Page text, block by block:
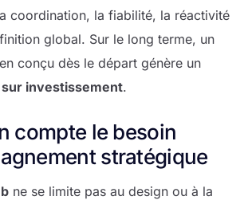
coordination, la fiabilité, la réactivité
global. Sur le long terme, un
conçu dès le départ génère un
investissement.
compte le besoin
stratégique
ne se limite pas au design ou à la